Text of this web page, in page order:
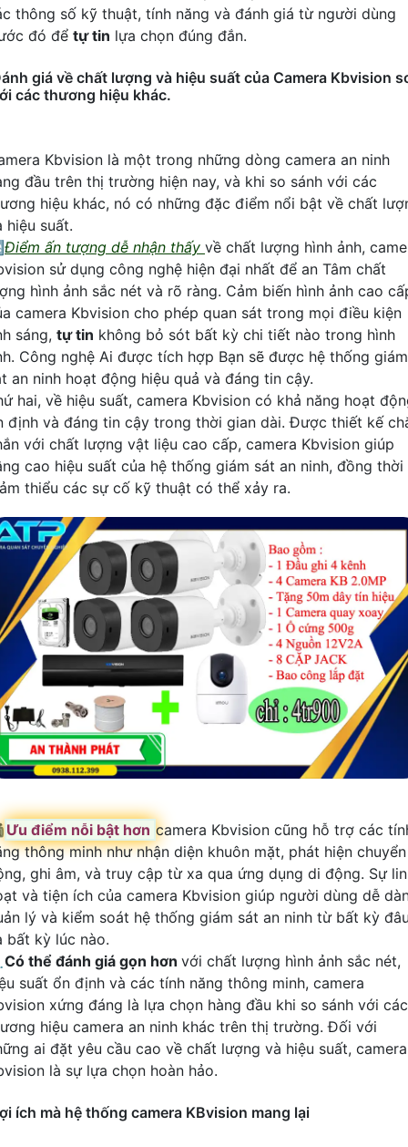
thông số kỹ thuật, tính năng và đánh giá từ người dùng
đó để tự tin lựa chọn đúng đắn.
giá về chất lượng và hiệu suất của Camera Kbvision
các thương hiệu khác.
Kbvision là một trong những dòng camera an ninh
đầu trên thị trường hiện nay, và khi so sánh với các
hiệu khác, nó có những đặc điểm nổi bật về chất
hiệu suất.
Điểm ấn tượng dễ nhận thấy về chất lượng hình ảnh,
sử dụng công nghệ hiện đại nhất để an Tâm chất
hình ảnh sắc nét và rõ ràng. Cảm biến hình ảnh cao
camera Kbvision cho phép quan sát trong mọi điều kiện
sáng, tự tin không bỏ sót bất kỳ chi tiết nào trong hình
Công nghệ Ai được tích hợp Bạn sẽ được hệ thống giám
an ninh hoạt động hiệu quả và đáng tin cậy.
hai, về hiệu suất, camera Kbvision có khả năng hoạt
định và đáng tin cậy trong thời gian dài. Được thiết kế
với chất lượng vật liệu cao cấp, camera Kbvision giúp
cao hiệu suất của hệ thống giám sát an ninh, đồng thời
thiểu các sự cố kỹ thuật có thể xảy ra.
Ưu điểm nỗi bật hơn camera Kbvision cũng hỗ trợ các
thông minh như nhận diện khuôn mặt, phát hiện chuyển
ghi âm, và truy cập từ xa qua ứng dụng di động. Sự
và tiện ích của camera Kbvision giúp người dùng dễ
lý và kiểm soát hệ thống giám sát an ninh từ bất kỳ
bất kỳ lúc nào.
Có thể đánh giá gọn hơn với chất lượng hình ảnh sắc nét,
suất ổn định và các tính năng thông minh, camera
xứng đáng là lựa chọn hàng đầu khi so sánh với các
hiệu camera an ninh khác trên thị trường. Đối với
ai đặt yêu cầu cao về chất lượng và hiệu suất, camera
là sự lựa chọn hoàn hảo.
ích mà hệ thống camera KBvision mang lại